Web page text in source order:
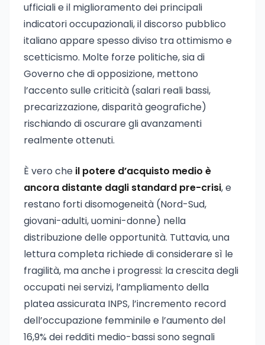
ufficiali e il miglioramento dei principali
indicatori occupazionali, il discorso pubblico
italiano appare spesso diviso tra ottimismo e
scetticismo. Molte forze politiche, sia di
Governo che di opposizione, mettono
l’accento sulle criticità (salari reali bassi,
precarizzazione, disparità geografiche)
rischiando di oscurare gli avanzamenti
realmente ottenuti.
È vero che il potere d’acquisto medio è
ancora distante dagli standard pre-crisi, e
restano forti disomogeneità (Nord-Sud,
giovani-adulti, uomini-donne) nella
distribuzione delle opportunità. Tuttavia, una
lettura completa richiede di considerare sì le
fragilità, ma anche i progressi: la crescita degli
occupati nei servizi, l’ampliamento della
platea assicurata INPS, l’incremento record
dell’occupazione femminile e l’aumento del
16,9% dei redditi medio-bassi sono segnali